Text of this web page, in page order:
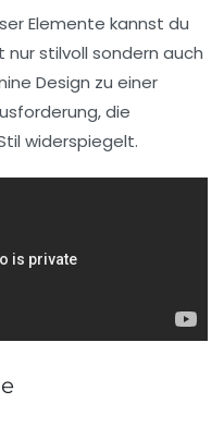
Elemente kannst du
stilvoll sondern auch
Design zu einer
die
widerspiegelt.